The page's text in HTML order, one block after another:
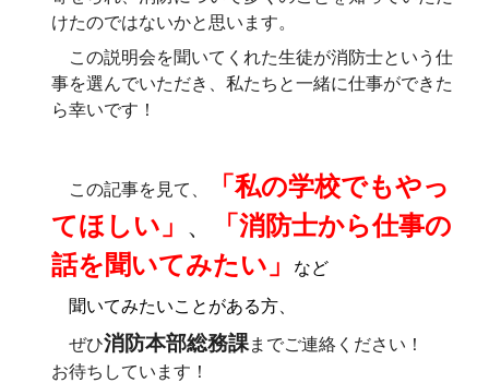
けたのではないかと思います。
この説明会を聞いてくれた生徒が消防士という仕
事を選んでいただき、私たちと一緒に仕事ができた
ら幸いです！
この記事を見て、
「私の学校でもやっ
てほしい」 、
「消防士から仕事の
話を聞いてみたい」
など
聞いてみたいことがある方、
ぜひ消防本部総務課までご連絡ください！
お待ちしています！